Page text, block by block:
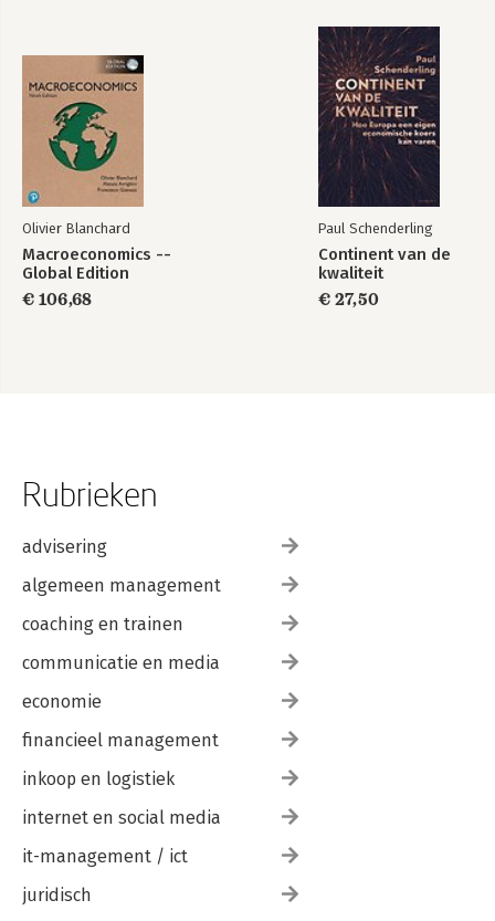
Olivier Blanchard
Macroeconomics --
Global Edition
€ 106,68
Paul Schenderling
Continent van de
kwaliteit
€ 27,50
Rubrieken
advisering
algemeen management
coaching en trainen
communicatie en media
economie
financieel management
inkoop en logistiek
internet en social media
it-management / ict
juridisch